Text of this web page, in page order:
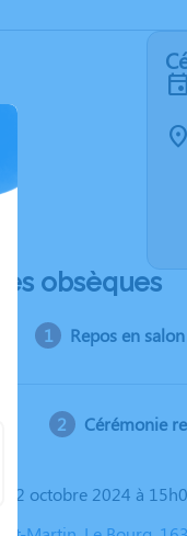
obsèques
Repos en
Cérémonie
22 octobre 2024 à